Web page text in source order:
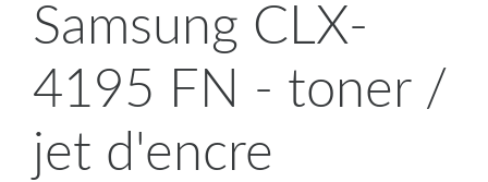
Samsung CLX-
4195 FN - toner /
jet d'encre